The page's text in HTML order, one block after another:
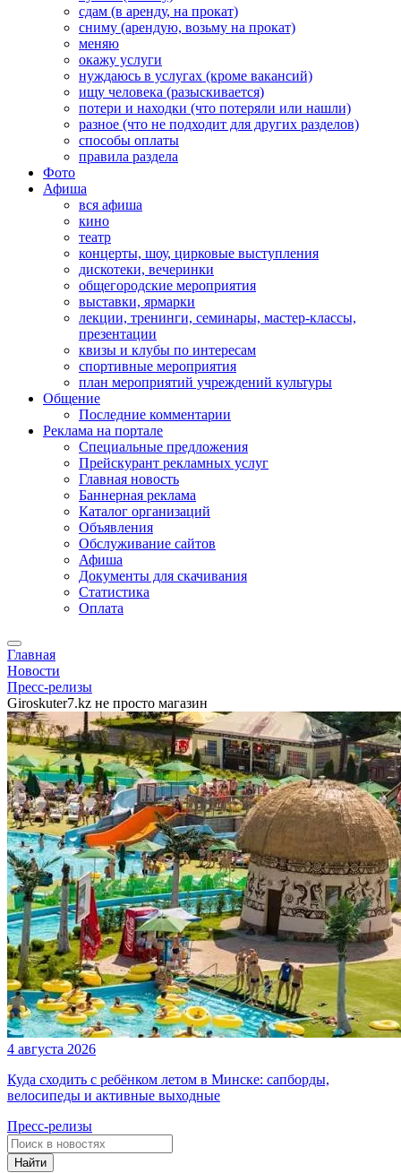
сдам (в аренду, на прокат)
сниму (арендую, возьму на прокат)
меняю
окажу услуги
нуждаюсь в услугах (кроме вакансий)
ищу человека (разыскивается)
потери и находки (что потеряли или нашли)
разное (что не подходит для других разделов)
способы оплаты
правила раздела
Фото
Афиша
вся афиша
кино
театр
концерты, шоу, цирковые выступления
дискотеки, вечеринки
общегородские мероприятия
выставки, ярмарки
лекции, тренинги, семинары, мастер-классы,
презентации
квизы и клубы по интересам
спортивные мероприятия
план мероприятий учреждений культуры
Общение
Последние комментарии
Реклама на портале
Специальные предложения
Прейскурант рекламных услуг
Главная новость
Баннерная реклама
Каталог организаций
Объявления
Обслуживание сайтов
Афиша
Документы для скачивания
Статистика
Оплата
Главная
Новости
Пресс-релизы
Giroskuter7.kz не просто магазин
4 августа 2026
Куда сходить с ребёнком летом в Минске: сапборды,
велосипеды и активные выходные
Пресс-релизы
Найти